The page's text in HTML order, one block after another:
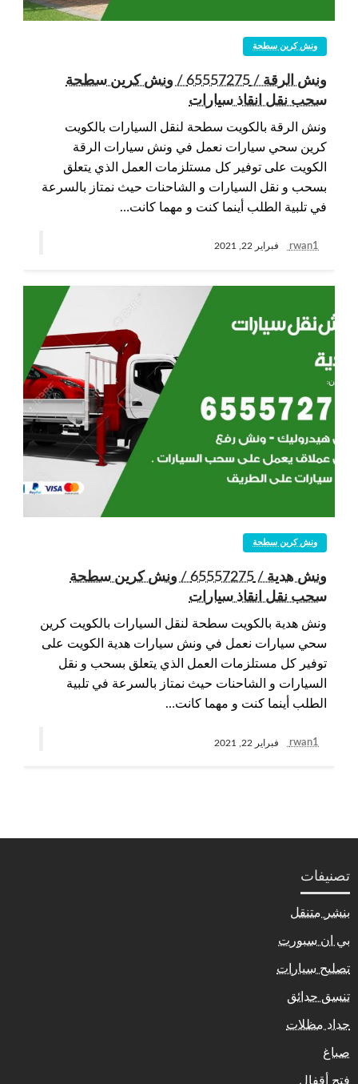
ونش كرين سطحة
ونش الرقة / 65557275 / ونش كرين سطحة
سحب نقل انقاذ سيارات
ونش الرقة بالكويت سطحة لنقل السيارات بالكويت
كرين سحي سيارات نعمل في ونش سيارات الرقة
الكويت على توفير كل مستلزمات العمل الذي يتعلق
بسحب و نقل السيارات و الشاحنات حيث نمتاز بالسرعة
في تلبية الطلب أينما كنت و مهما كانت…
rwan1 فبراير 22, 2021
ونش كرين سطحة
ونش هدية / 65557275 / ونش كرين سطحة
سحب نقل انقاذ سيارات
ونش هدية بالكويت سطحة لنقل السيارات بالكويت كرين
سحي سيارات نعمل في ونش سيارات هدية الكويت على
توفير كل مستلزمات العمل الذي يتعلق بسحب و نقل
السيارات و الشاحنات حيث نمتاز بالسرعة في تلبية
الطلب أينما كنت و مهما كانت…
rwan1 فبراير 22, 2021
تصنيفات
بنشر متنقل
بي ان سبورت
تصليح سيارات
تنسق حدائق
حداد مظلات
صباغ
فتح أقفال